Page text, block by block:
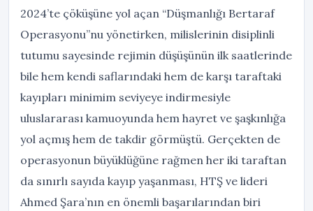
2024’te çöküşüne yol açan “Düşmanlığı Bertaraf
Operasyonu”nu yönetirken, milislerinin disiplinli
tutumu sayesinde rejimin düşüşünün ilk saatlerinde
bile hem kendi saflarındaki hem de karşı taraftaki
kayıpları minimim seviyeye indirmesiyle
uluslararası kamuoyunda hem hayret ve şaşkınlığa
yol açmış hem de takdir görmüştü. Gerçekten de
operasyonun büyüklüğüne rağmen her iki taraftan
da sınırlı sayıda kayıp yaşanması, HTŞ ve lideri
Ahmed Şara’nın en önemli başarılarından biri